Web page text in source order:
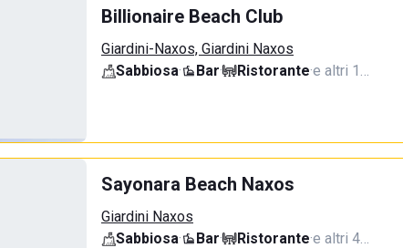
Billionaire Beach Club
Giardini-Naxos, Giardini Naxos
Sabbiosa· Bar· Ristorante·e altri 1…
Sayonara Beach Naxos
Giardini Naxos
Sabbiosa· Bar· Ristorante·e altri 4…